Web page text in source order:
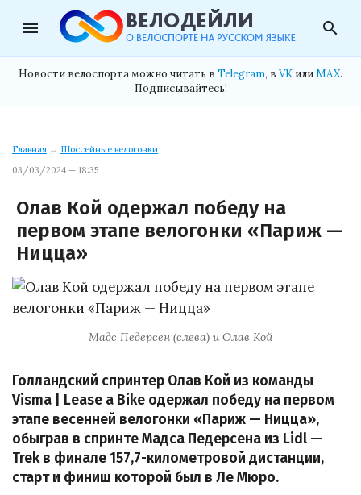
menu search
Новости велоспорта можно читать в Telegram, в VK илиMAX.
Подписывайтесь!
Главная → Шоссейные велогонки
03/03/2024 — 18:35
Олав Кой одержал победу на
первом этапе велогонки «Париж —
Ницца»
Мадс Педерсен (слева) и Олав Кой
Голландский спринтер Олав Кой из команды
Visma | Lease a Bike одержал победу на первом
этапе весенней велогонки «Париж — Ницца»,
обыграв в спринте Мадса Педерсена из Lidl —
Trek в финале 157,7-километровой дистанции,
старт и финиш которой был в Ле Мюро.